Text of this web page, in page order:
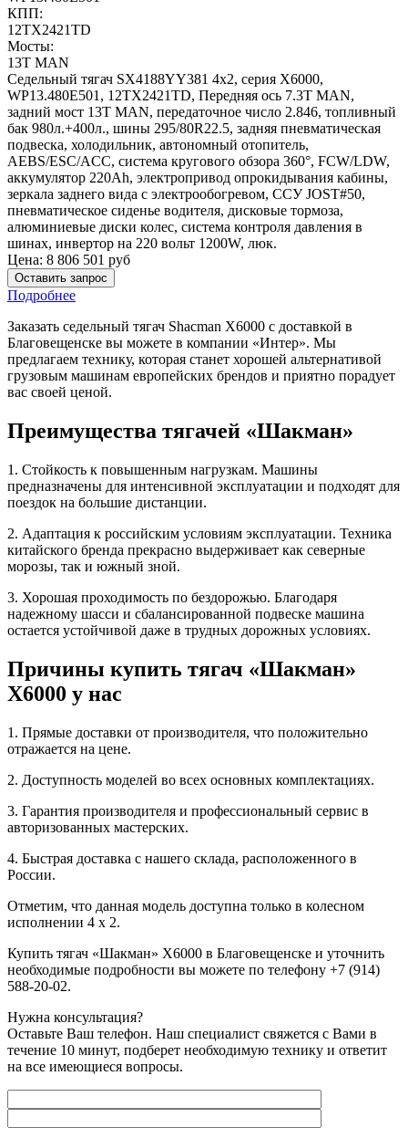
КПП:
12TX2421TD
Мосты:
13T MAN
Седельный тягач SX4188YY381 4x2, серия X6000,
WP13.480E501, 12TX2421TD, Передняя ось 7.3Т MAN,
задний мост 13T MAN, передаточное число 2.846, топливный
бак 980л.+400л., шины 295/80R22.5, задняя пневматическая
подвеска, холодильник, автономный отопитель,
AEBS/ESC/ACC, система кругового обзора 360°, FCW/LDW,
аккумулятор 220Ah, электропривод опрокидывания кабины,
зеркала заднего вида с электрообогревом, ССУ JOST#50,
пневматическое сиденье водителя, дисковые тормоза,
алюминиевые диски колес, система контроля давления в
шинах, инвертор на 220 вольт 1200W, люк.
Цена: 8 806 501 руб
Оставить запрос
Подробнее
Заказать седельный тягач Shacman X6000 с доставкой в
Благовещенске вы можете в компании «Интер». Мы
предлагаем технику, которая станет хорошей альтернативой
грузовым машинам европейских брендов и приятно порадует
вас своей ценой.
Преимущества тягачей «Шакман»
1. Стойкость к повышенным нагрузкам. Машины
предназначены для интенсивной эксплуатации и подходят для
поездок на большие дистанции.
2. Адаптация к российским условиям эксплуатации. Техника
китайского бренда прекрасно выдерживает как северные
морозы, так и южный зной.
3. Хорошая проходимость по бездорожью. Благодаря
надежному шасси и сбалансированной подвеске машина
остается устойчивой даже в трудных дорожных условиях.
Причины купить тягач «Шакман»
Х6000 у нас
1. Прямые доставки от производителя, что положительно
отражается на цене.
2. Доступность моделей во всех основных комплектациях.
3. Гарантия производителя и профессиональный сервис в
авторизованных мастерских.
4. Быстрая доставка с нашего склада, расположенного в
России.
Отметим, что данная модель доступна только в колесном
исполнении 4 х 2.
Купить тягач «Шакман» X6000 в Благовещенске и уточнить
необходимые подробности вы можете по телефону +7 (914)
588-20-02.
Нужна консультация?
Оставьте Ваш телефон. Наш специалист свяжется с Вами в
течение 10 минут, подберет необходимую технику и ответит
на все имеющиеся вопросы.